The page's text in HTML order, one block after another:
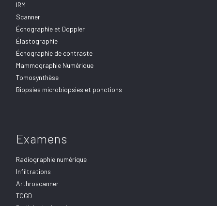
IRM
Scanner
Échographie et Doppler
Élastographie
Échographie de contraste
Mammographie Numérique
Tomosynthèse
Biopsies microbiopsies et ponctions
Examens
Radiographie numérique
Infiltrations
Arthroscanner
TOGD